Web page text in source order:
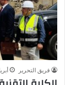
فريق التحرير أبريل